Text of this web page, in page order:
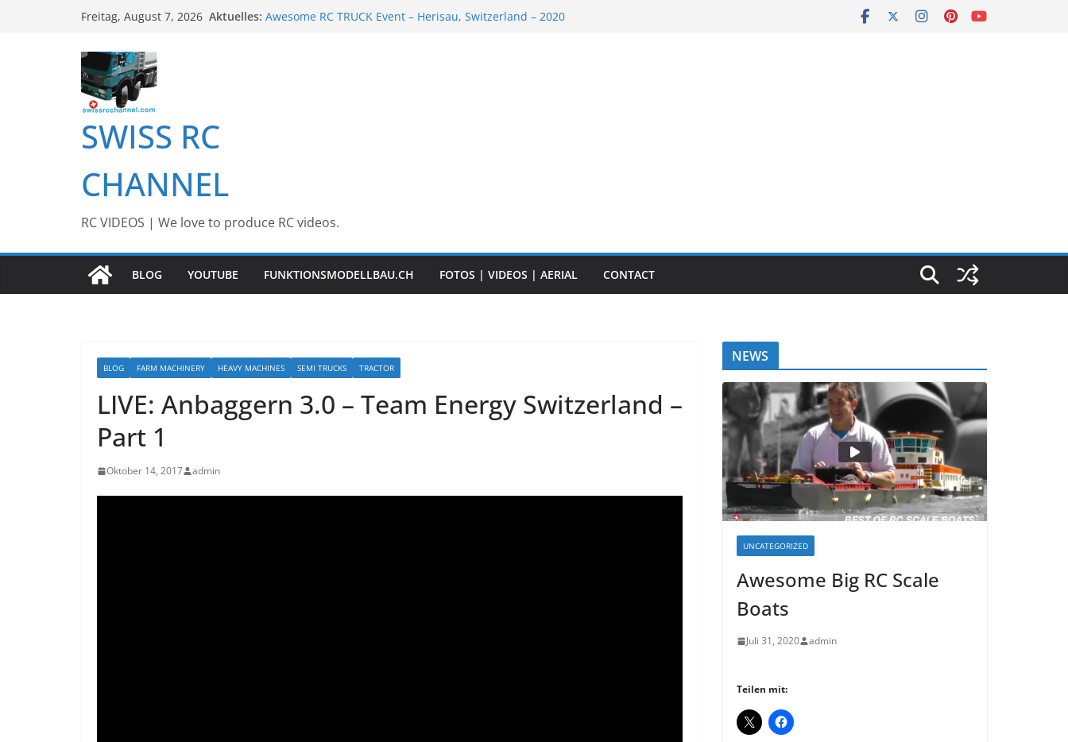
Freitag, August 7, 2026 Aktuelles: Awesome RC TRUCK Event – Herisau, Switzerland – 2020
SWISS RC
CHANNEL
RC VIDEOS | We love to produce RC videos.
BLOG YOUTUBE FUNKTIONSMODELLBAU.CH FOTOS | VIDEOS | AERIAL CONTACT
BLOG FARM MACHINERY HEAVY MACHINES SEMI TRUCKS TRACTOR
LIVE: Anbaggern 3.0 – Team Energy Switzerland –
Part 1
Oktober 14, 2017 admin
NEWS
UNCATEGORIZED
Awesome Big RC Scale
Boats
Juli 31, 2020 admin
Teilen mit: